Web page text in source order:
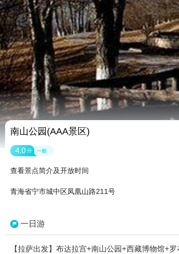
南山公园(AAA景区)
4.0 分 一般
查看景点简介及开放时间
青海省宁市城中区凤凰山路211号
一日游
【拉萨出发】布达拉宫+南山公园+西藏博物馆+